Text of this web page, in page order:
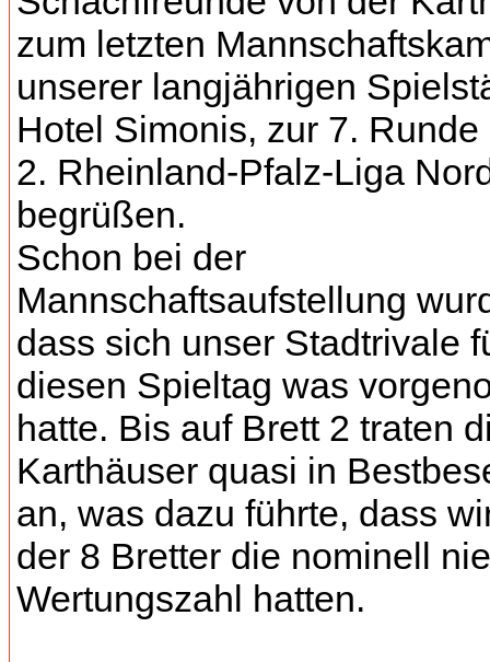
zum letzten
unserer langjährigen
Hotel Simonis, zur 7. Runde
2. Rheinland-Pfalz-Liga
begrüßen.
Schon bei der
Mannschaftsaufstellung
dass sich unser Stadtrivale
diesen Spieltag was
hatte. Bis auf Brett 2 traten
Karthäuser quasi in
an, was dazu führte, dass
der 8 Bretter die nominell
Wertungszahl hatten.